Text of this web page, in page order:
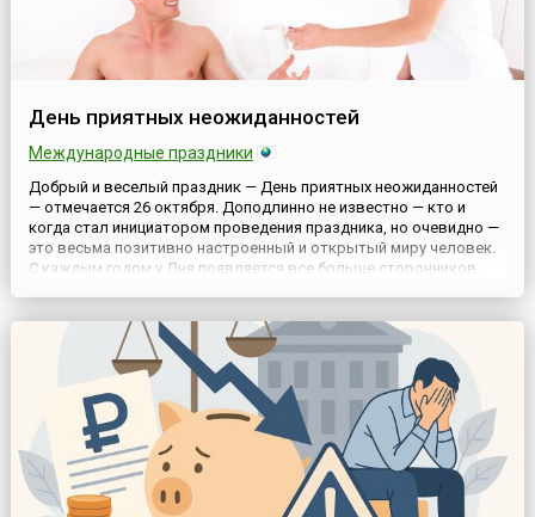
День приятных неожиданностей
Международные праздники
Добрый и веселый праздник — День приятных неожиданностей
— отмечается 26 октября. Доподлинно не известно — кто и
когда стал инициатором проведения праздника, но очевидно —
это весьма позитивно настроенный и открытый миру человек.
С каждым годом у Дня появляется все больше сторонников,